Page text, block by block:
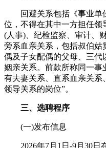
回避关系包括《事业单位
位，不得在其中一方担任
(人事)、纪检监察、审计、
旁系血亲关系，包括叔伯
偶及子女配偶的父母、三
姻亲关系。前款所称同一事
有夫妻关系、直系血亲关
领导关系的岗位”。
三、选聘程序
(一)发布信息
2026年7月1日-9月30日在